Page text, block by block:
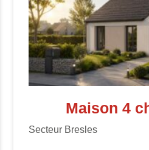
Maison 4
Secteur Bresles